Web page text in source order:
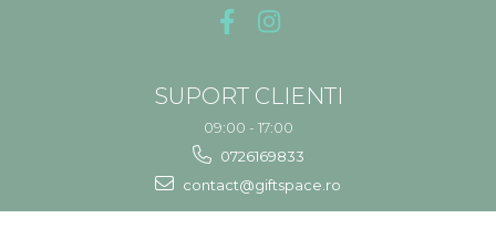
SUPORT CLIENTI
09:00 - 17:00
0726169833
contact@giftspace.ro